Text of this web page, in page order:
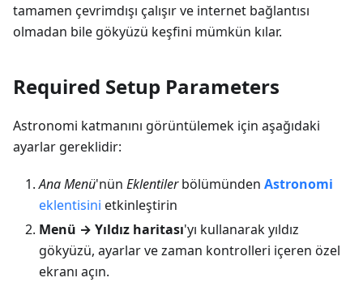
tamamen çevrimdışı çalışır ve internet bağlantısı
olmadan bile gökyüzü keşfini mümkün kılar.
Required Setup Parameters
Astronomi katmanını görüntülemek için aşağıdaki
ayarlar gereklidir:
Ana Menü'nün Eklentilerbölümünden Astronomi
eklentisini etkinleştirin
Menü → Yıldız haritası'yı kullanarak yıldız
gökyüzü, ayarlar ve zaman kontrolleri içeren özel
ekranı açın.